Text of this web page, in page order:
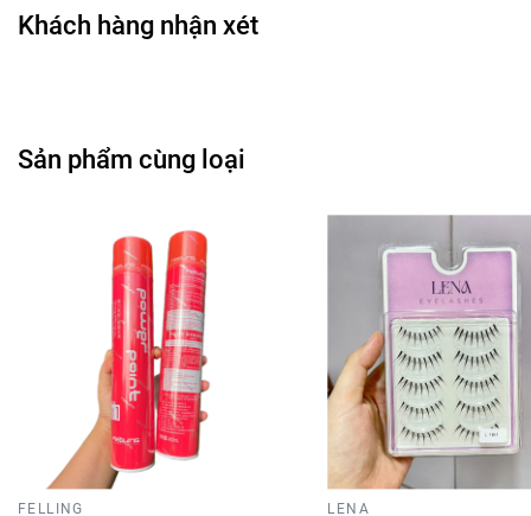
Khách hàng nhận xét
Sản phẩm cùng loại
FELLING LENA